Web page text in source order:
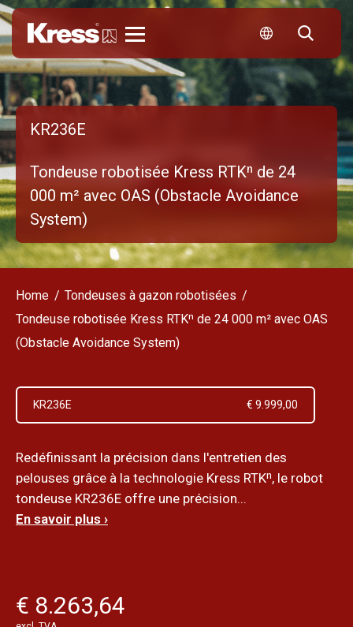
KR236E
Tondeuse robotisée Kress RTKⁿ de 24
000 m² avec OAS (Obstacle Avoidance
System)
Home
Tondeuses à gazon robotisées
Tondeuse robotisée Kress RTKⁿ de 24 000 m² avec OAS
(Obstacle Avoidance System)
KR236E € 9.999,00
Redéfinissant la précision dans l'entretien des
pelouses grâce à la technologie Kress RTKⁿ, le robot
tondeuse KR236E offre une précision...
En savoir plus ›
€ 8.263,64